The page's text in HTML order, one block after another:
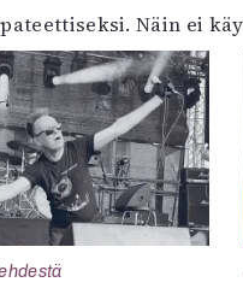
Näin ei